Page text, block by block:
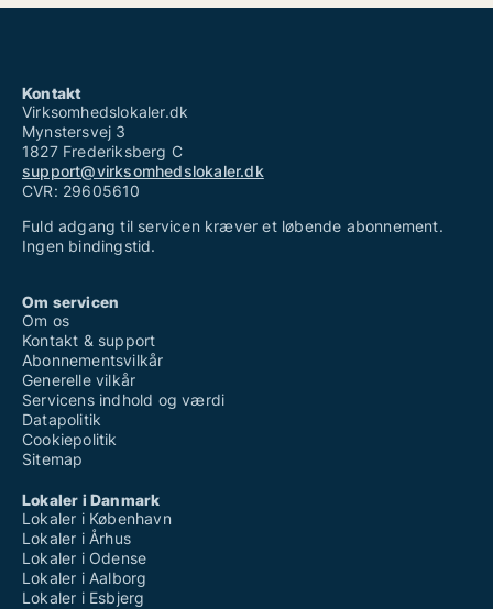
Kontakt
Virksomhedslokaler.dk
Mynstersvej 3
1827 Frederiksberg C
support@virksomhedslokaler.dk
CVR: 29605610
Fuld adgang til servicen kræver et løbende abonnement.
Ingen bindingstid.
Om servicen
Om os
Kontakt & support
Abonnementsvilkår
Generelle vilkår
Servicens indhold og værdi
Datapolitik
Cookiepolitik
Sitemap
Lokaler i Danmark
Lokaler i København
Lokaler i Århus
Lokaler i Odense
Lokaler i Aalborg
Lokaler i Esbjerg